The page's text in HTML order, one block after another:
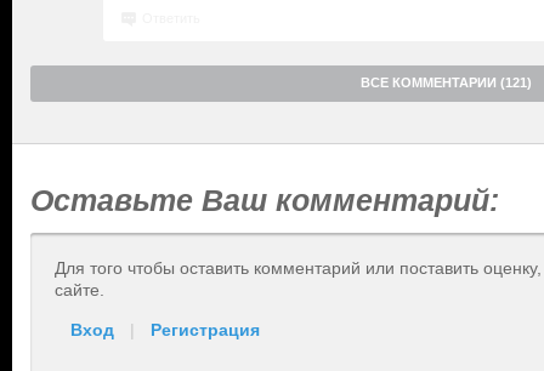
ВСЕ КОММЕНТАРИИ (121)
Оставьте Ваш комментарий:
Для того чтобы оставить комментарий или поставить
сайте.
Вход | Регистрация